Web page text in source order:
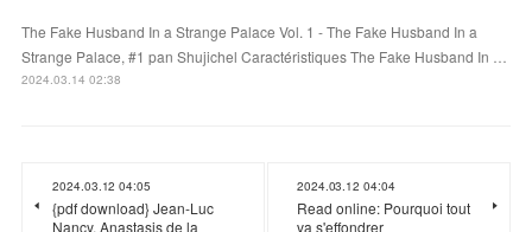
The Fake Husband In a Strange Palace Vol. 1 - The Fake Husband In a
Strange Palace, #1 pan Shujichel Caractéristiques The Fake Husband In …
2024.03.14 02:38
2024.03.12 04:05
{pdf download} Jean-Luc
Nancy, Anastasis de la
2024.03.12 04:04
Read online: Pourquoi tout
va s'effondrer